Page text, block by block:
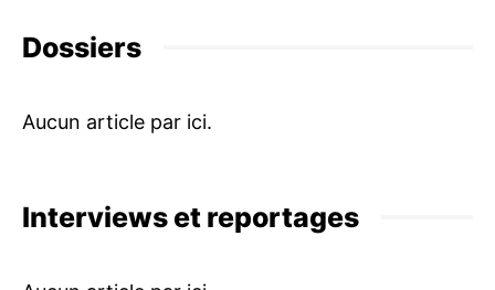
Dossiers
Interviews et reportages